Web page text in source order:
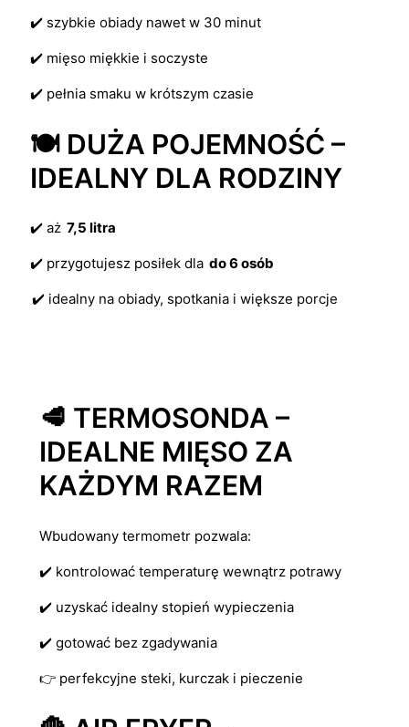
✔️ szybkie obiady nawet w 30 minut
✔️ mięso miękkie i soczyste
✔️ pełnia smaku w krótszym czasie
🍽️ DUŻA POJEMNOŚĆ –
IDEALNY DLA RODZINY
✔️ aż 7,5 litra
✔️ przygotujesz posiłek dla do 6 osób
✔️ idealny na obiady, spotkania i większe porcje
🥩 TERMOSONDA –
IDEALNE MIĘSO ZA
KAŻDYM RAZEM
Wbudowany termometr pozwala:
✔️ kontrolować temperaturę wewnątrz potrawy
✔️ uzyskać idealny stopień wypieczenia
✔️ gotować bez zgadywania
👉 perfekcyjne steki, kurczak i pieczenie